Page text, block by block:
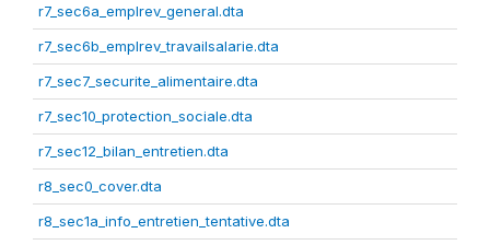
r7_sec6a_emplrev_general.dta
r7_sec6b_emplrev_travailsalarie.dta
r7_sec7_securite_alimentaire.dta
r7_sec10_protection_sociale.dta
r7_sec12_bilan_entretien.dta
r8_sec0_cover.dta
r8_sec1a_info_entretien_tentative.dta